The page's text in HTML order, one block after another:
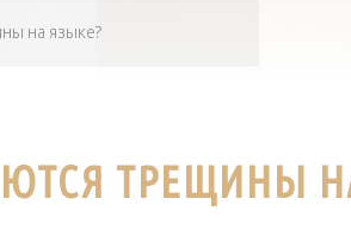
на языке?
ТРЕЩИНЫ